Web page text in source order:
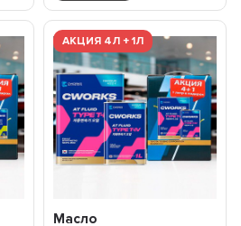
АКЦИЯ 4Л + 1Л
Масло